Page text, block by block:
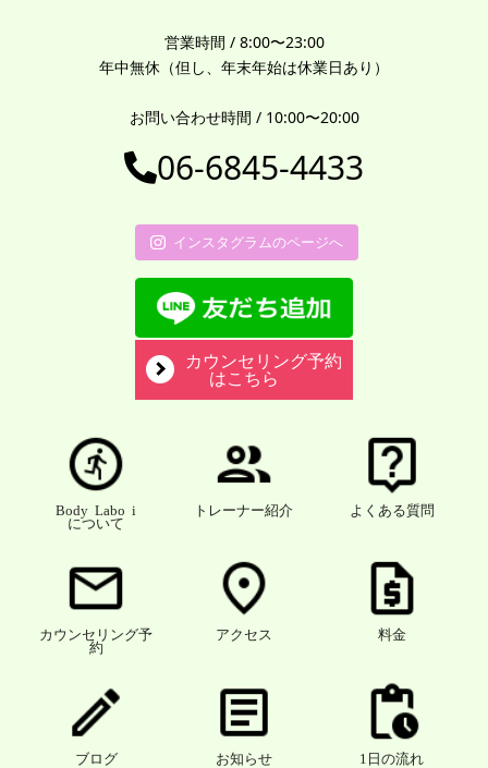
営業時間 / 8:00〜23:00
年中無休（但し、年末年始は休業日あり）
お問い合わせ時間 / 10:00〜20:00
06-6845-4433
インスタグラムのページへ
カウンセリング予約
はこちら
Body Labo i
について
トレーナー紹介 よくある質問
カウンセリング予
約
アクセス 料金
ブログ お知らせ 1日の流れ